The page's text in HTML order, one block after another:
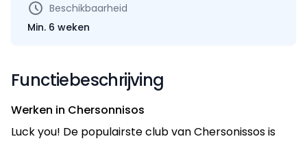
Beschikbaarheid
Min. 6 weken
Functiebeschrijving
Werken in Chersonnisos
Luck you! De populairste club van Chersonissos is